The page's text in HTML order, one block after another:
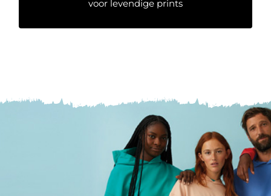
voor levendige prints